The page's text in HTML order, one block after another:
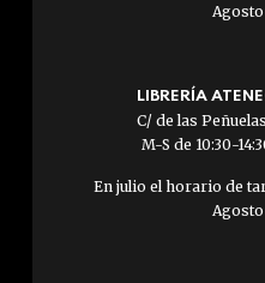
LIBRERÍA
C/ de las
M-S de 10:30-
En julio el horario de